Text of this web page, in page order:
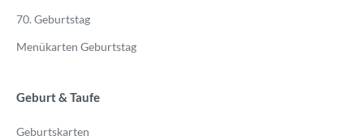
70. Geburtstag
Menükarten Geburtstag
Geburt & Taufe
Geburtskarten